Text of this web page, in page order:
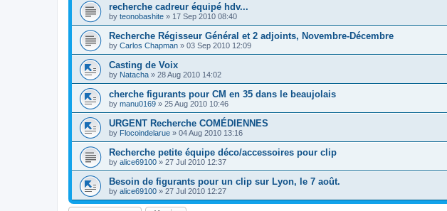
recherche cadreur équipé hdv...
by teonobashite » 17 Sep 2010 08:40
Recherche Régisseur Général et 2 adjoints, Novembre-Décembre
by Carlos Chapman » 03 Sep 2010 12:09
Casting de Voix
by Natacha » 28 Aug 2010 14:02
cherche figurants pour CM en 35 dans le beaujolais
by manu0169 » 25 Aug 2010 10:46
URGENT Recherche COMÉDIENNES
by Flocoindelarue » 04 Aug 2010 13:16
Recherche petite équipe déco/accessoires pour clip
by alice69100 » 27 Jul 2010 12:37
Besoin de figurants pour un clip sur Lyon, le 7 août.
by alice69100 » 27 Jul 2010 12:27